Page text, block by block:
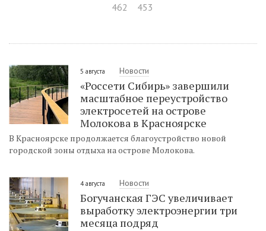
462 453
5 августа Новости
«Россети Сибирь» завершили
масштабное переустройство
электросетей на острове
Молокова в Красноярске
В Красноярске продолжается благоустройство новой
городской зоны отдыха на острове Молокова.
4 августа Новости
Богучанская ГЭС увеличивает
выработку электроэнергии три
месяца подряд